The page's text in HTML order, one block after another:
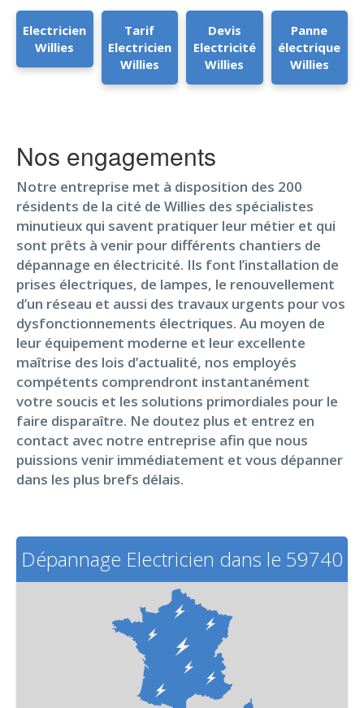
Electricien
Willies
Tarif
Electricien
Willies
Devis
Electricité
Willies
Panne
électrique
Willies
Nos engagements
Notre entreprise met à disposition des 200
résidents de la cité de Willies des spécialistes
minutieux qui savent pratiquer leur métier et qui
sont prêts à venir pour différents chantiers de
dépannage en électricité. Ils font l’installation de
prises électriques, de lampes, le renouvellement
d’un réseau et aussi des travaux urgents pour vos
dysfonctionnements électriques. Au moyen de
leur équipement moderne et leur excellente
maîtrise des lois d’actualité, nos employés
compétents comprendront instantanément
votre soucis et les solutions primordiales pour le
faire disparaître. Ne doutez plus et entrez en
contact avec notre entreprise afin que nous
puissions venir immédiatement et vous dépanner
dans les plus brefs délais.
Dépannage Electricien dans le 59740